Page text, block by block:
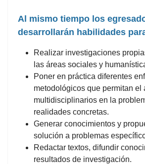
Al mismo tiempo los
desarrollarán habilidades
Realizar investigaciones
las áreas sociales y
Poner en práctica diferentes
metodológicos que permitan el
multidisciplinarios en la
realidades concretas.
Generar conocimientos y
solución a problemas
Redactar textos, difundir
resultados de investigación.